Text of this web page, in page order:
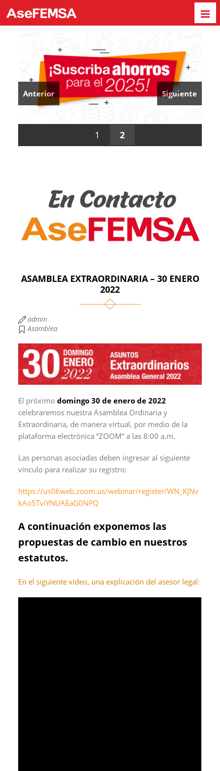
Anterior Siguiente
1 2
ASAMBLEA EXTRAORDINARIA – 30 ENERO
2022
admin
Asamblea
El próximodomingo 30 de enero de 2022
celebraremos nuestraAsamblea Ordinaria y
Extraordinaria, de manera virtual, por medio de la
plataforma electrónica “ZOOM” a las 8:00 a.m.
Las personas asociadas deben ingresar al siguiente
vínculo para realizar su registro:
https://us06web.zoom.us/webinar/register/WN_KJNv
kAo5TviYNUAEaG0NPQ
A continuación exponemos las
propuestas de cambio en nuestros
estatutos.
En el siguiente video, una explicación del asesor legal: